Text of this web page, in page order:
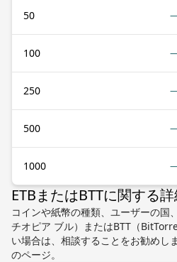
50
100
250
500
1000
ETBまたはBTTに関する
コインや紙幣の種類、ユーザーの国
チオピア ブル）またはBTT（
い場合は、相談することをお勧めし
のページ。